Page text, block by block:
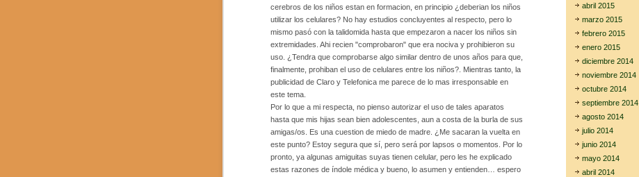
cerebros de los niños estan en formacion, en principio ¿deberian los niños
utilizar los celulares? No hay estudios concluyentes al respecto, pero lo
mismo pasó con la talidomida hasta que empezaron a nacer los niños sin
extremidades. Ahi recien "comprobaron" que era nociva y prohibieron su
uso. ¿Tendra que comprobarse algo similar dentro de unos años para que,
finalmente, prohiban el uso de celulares entre los niños?. Mientras tanto, la
publicidad de Claro y Telefonica me parece de lo mas irresponsable en
este tema.
Por lo que a mi respecta, no pienso autorizar el uso de tales aparatos
hasta que mis hijas sean bien adolescentes, aun a costa de la burla de sus
amigas/os. Es una cuestion de miedo de madre. ¿Me sacaran la vuelta en
este punto? Estoy segura que sí, pero será por lapsos o momentos. Por lo
pronto, ya algunas amiguitas suyas tienen celular, pero les he explicado
estas razones de índole médica y bueno, lo asumen y entienden… espero
abril 2015
marzo 2015
febrero 2015
enero 2015
diciembre 2014
noviembre 2014
octubre 2014
septiembre 2014
agosto 2014
julio 2014
junio 2014
mayo 2014
abril 2014